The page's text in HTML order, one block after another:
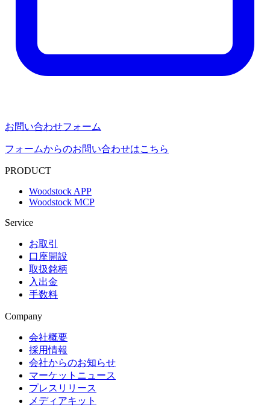
お問い合わせフォーム
フォームからのお問い合わせはこちら
PRODUCT
Woodstock APP
Woodstock MCP
Service
お取引
口座開設
取扱銘柄
入出金
手数料
Company
会社概要
採用情報
会社からのお知らせ
マーケットニュース
プレスリリース
メディアキット